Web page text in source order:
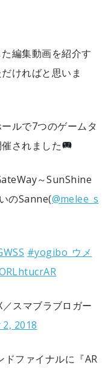
編集動画を紹介す
ければと思いま
ルで7つのゲームタ
されました
～SunShine
のSanne(@melee_s
#yogibo_ウメ
スマブラブロガー
2018
ドファイナルに『AR